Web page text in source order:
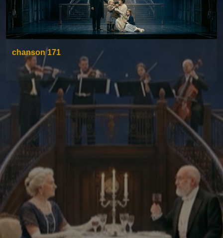
chanson 171